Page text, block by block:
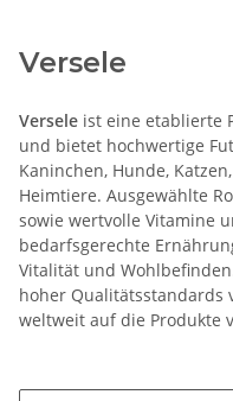
Versele
Versele ist eine etablierte
und bietet hochwertige
Kaninchen, Hunde,
Heimtiere. Ausgewählte
sowie wertvolle Vitamine
bedarfsgerechte
Vitalität und
hoher Qualitätsstandards
weltweit auf die Produkte